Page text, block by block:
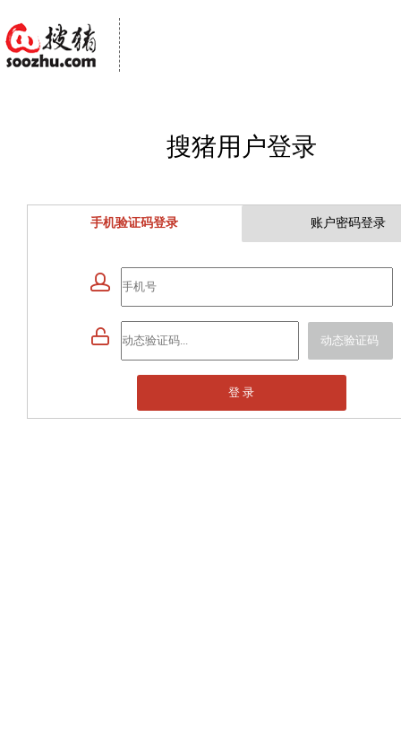
搜猪用户登录
手机验证码登录 账户密码登录

 动态验证码
登 录